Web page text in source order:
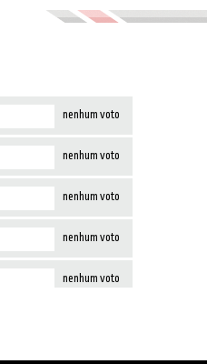
nenhum voto
nenhum voto
nenhum voto
nenhum voto
nenhum voto